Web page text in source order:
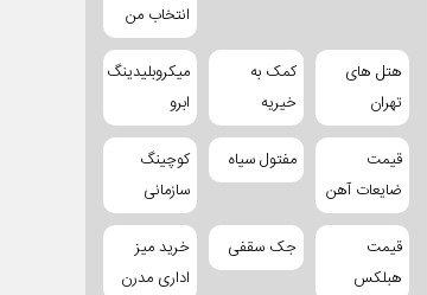
انتخاب من
هتل های
تهران
کمک به
خیریه
میکروبلیدینگ
ابرو
قیمت
ضایعات آهن
مفتول سیاه
کوچینگ
سازمانی
قیمت
هبلکس
جک سقفی
خرید میز
اداری مدرن